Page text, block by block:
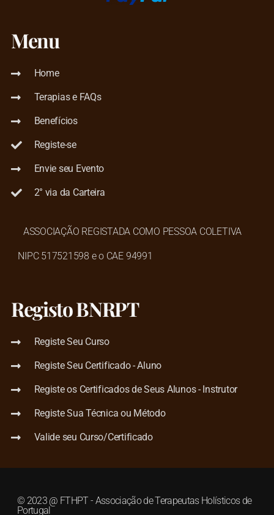
Menu
Home
Terapias e FAQs
Benefícios
Registe-se
Envie seu Evento
2° via da Carteira
ASSOCIAÇÃO REGISTADA COMO PESSOA COLETIVA
NIPC 517521598 e o CAE 94991
Registo BNRPT
Registe Seu Curso
Registe Seu Certificado - Aluno
Registe os Certificados de Seus Alunos - Instrutor
Registe Sua Técnica ou Método
Valide seu Curso/Certificado
© 2023 @ FTHPT - Associação de Terapeutas Holísticos de
Portugal